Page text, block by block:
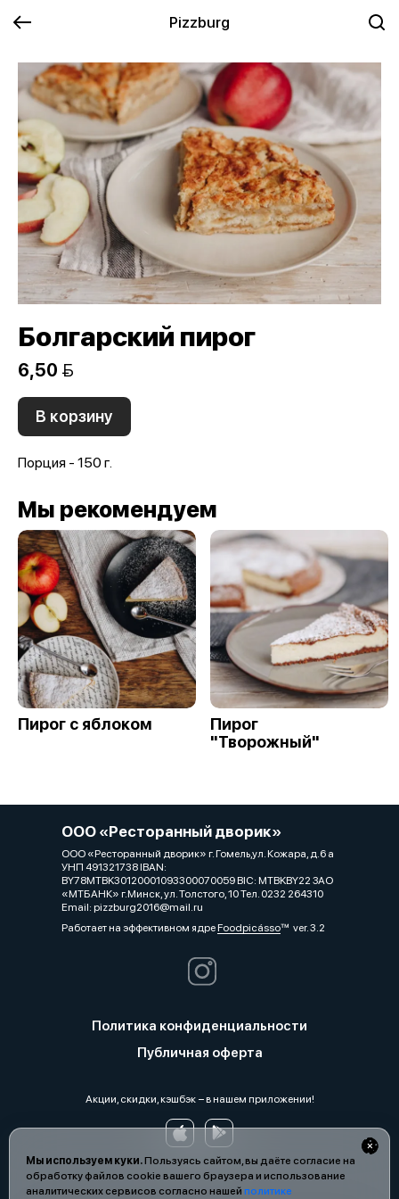
Pizzburg
Мы используем куки.Пользуясь сайтом, вы даёте согласие на
обработку файлов cookie вашего браузера и использование
аналитических сервисов согласно нашей политике
Болгарский пирог
6,50 
В корзину
Порция - 150 г.
Мы рекомендуем
Пирог с яблоком
Пирог
"Творожный"
ООО «Ресторанный дворик»
ООО «Ресторанный дворик» г. Гомель,ул. Кожара, д.6 а
УНП 491321738 IBAN:
BY78MTBK30120001093300070059 BIC: MTBKBY22 ЗАО
«МТБАНК» г.Минск, ул. Толстого, 10 Тел. 0232 264310
Email: pizzburg2016@mail.ru
Работает на эффективном ядреFoodpicássover. 3.2
Политика конфиденциальности
Публичная оферта
Акции, скидки, кэшбэк − в нашем приложении!